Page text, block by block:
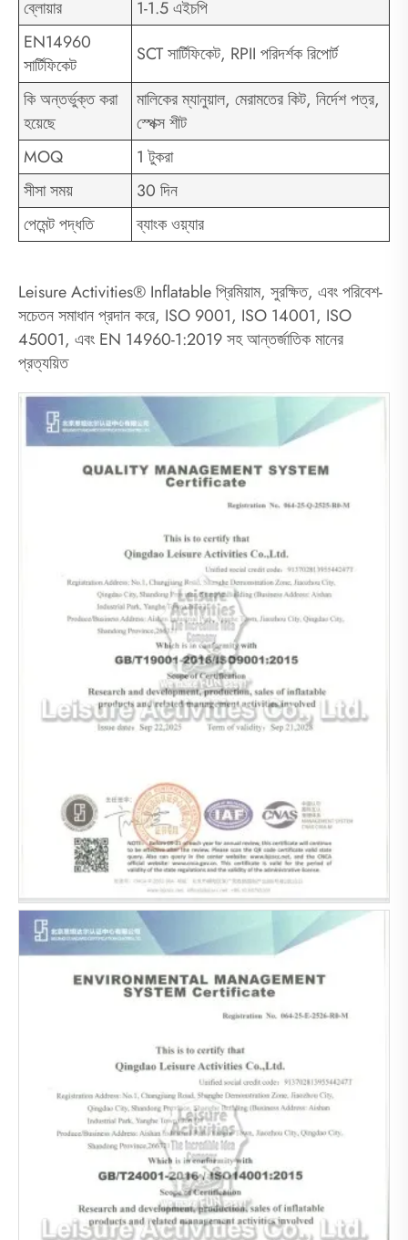
ব্লোয়ার
1-1.5 এইচপি
EN14960
সার্টিফিকেট
SCT সার্টিফিকেট, RPII পরিদর্শক রিপোর্ট
কি অন্তর্ভুক্ত করা
হয়েছে
মালিকের ম্যানুয়াল, মেরামতের কিট, নির্দেশ পত্র,
স্পেক্স শীট
MOQ
1 টুকরা
সীসা সময়
30 দিন
পেমেন্ট পদ্ধতি
ব্যাংক ওয়্যার
Leisure Activities® Inflatable প্রিমিয়াম, সুরক্ষিত, এবং পরিবেশ-
সচেতন সমাধান প্রদান করে, ISO 9001, ISO 14001, ISO
45001, এবং EN 14960-1:2019 সহ আন্তর্জাতিক মানের
প্রত্যয়িত